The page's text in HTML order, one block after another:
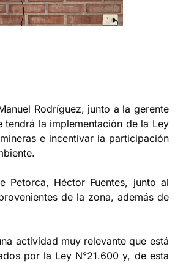
Rodríguez, junto a la gerente
la implementación de la Ley
e incentivar la participación
Petorca, Héctor Fuentes, junto al
de la zona, además de
actividad muy relevante que está
por la Ley N°21.600 y, de esta